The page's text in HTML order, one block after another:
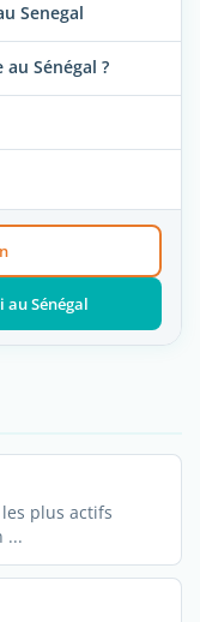
Senegal
Sénégal ?
au Sénégal
plus actifs
...